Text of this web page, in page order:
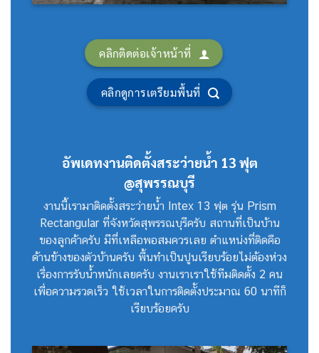
คลิกติดต่อเจ้าหน้าที่
คลิกดูการเตรียมพื้นที่
อัพเดทงานติดตั้งสระว่ายน้ำ 13 ฟุต
@สุพรรณบุรี
งานนี้เรามาติดตั้งสระว่ายน้ำ Intex 13 ฟุต รุ่น Prism
Rectangular ที่จังหวัดสุพรรณบุรีครับ สถานที่เป็นบ้าน
ของลูกค้าครับ มีที่เหลือพอสมควรเลย ตำแหน่งที่ติดคือ
ด้านข้างของตัวบ้านครับ พื้นทำเป็นปูนเรียบร้อยไม่ต้องห่วง
เรื่องการรับน้ำหนักเลยครับ งานเราเราใช้ทีมติดตั้ง 2 คน
เพื่อความรวดเร็ว ใช้เวลาในการติดตั้งประมาณ 60 นาทีก็
เรียบร้อยครับ